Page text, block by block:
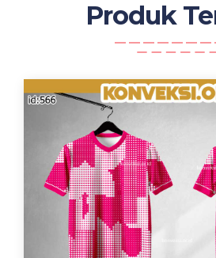
Produk